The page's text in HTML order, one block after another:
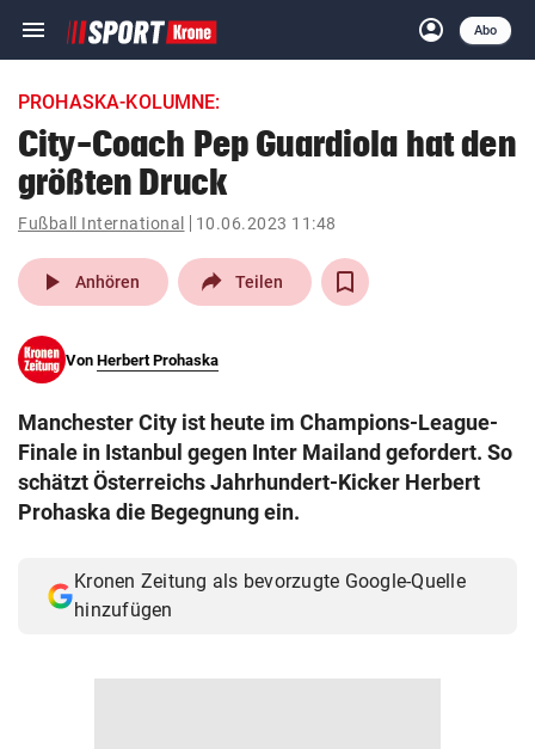
menu Navigation
ein-/ausklappen
account_circle
Anmelden
Abo
close Schließen
account_circle Anmelden
pin_drop
Wien arrow_right
search
eingeben
Muthgasse 2, 1190 Wien
PROHASKA-KOLUMNE:
City-Coach Pep Guardiola hat den
größten Druck
Fußball International 10.06.2023 11:48
play_arrow Anhören Teilen
Von Herbert Prohaska
Manchester City ist heute im Champions-League-
Finale in Istanbul gegen Inter Mailand gefordert. So
schätzt Österreichs Jahrhundert-Kicker Herbert
Prohaska die Begegnung ein.
Kronen Zeitung als bevorzugte Google-Quelle
hinzufügen